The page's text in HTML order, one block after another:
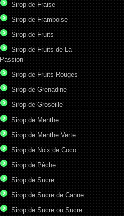
Sirop de Fraise
Sirop de Framboise
Sirop de Fruits
Sirop de Fruits de La
Passion
Sirop de Fruits Rouges
Sirop de Grenadine
Sirop de Groseille
Sirop de Menthe
Sirop de Menthe Verte
Sirop de Noix de Coco
Sirop de Pêche
Sirop de Sucre
Sirop de Sucre de Canne
Sirop de Sucre ou Sucre